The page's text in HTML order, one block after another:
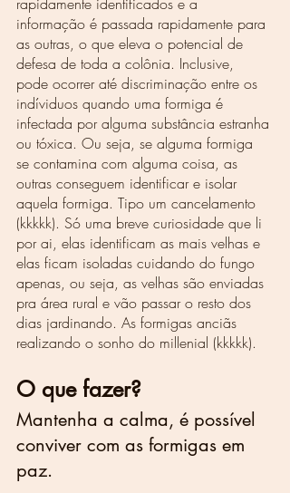
informação é passada rapidamente para
as outras, o que eleva o potencial de
defesa de toda a colônia. Inclusive,
pode ocorrer até discriminação entre os
indíviduos quando uma formiga é
infectada por alguma substância estranha
ou tóxica. Ou seja, se alguma formiga
se contamina com alguma coisa, as
outras conseguem identificar e isolar
aquela formiga. Tipo um cancelamento
(kkkkk). Só uma breve curiosidade que li
por ai, elas identificam as mais velhas e
elas ficam isoladas cuidando do fungo
apenas, ou seja, as velhas são enviadas
pra área rural e vão passar o resto dos
dias jardinando. As formigas anciãs
realizando o sonho do millenial (kkkkk).
O que fazer?
Mantenha a calma, é possível
conviver com as formigas em
paz.